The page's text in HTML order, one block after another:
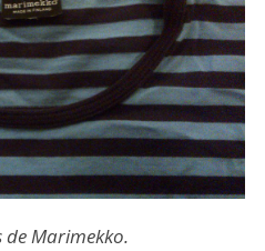
Marimekko.